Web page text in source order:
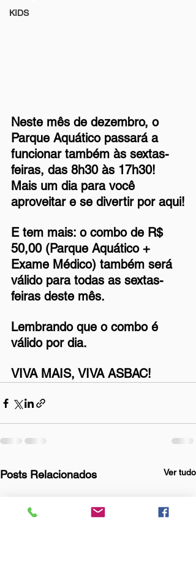
KIDS
Neste mês de dezembro, o
Parque Aquático passará a
funcionar também às sextas-
feiras, das 8h30 às 17h30!
Mais um dia para você
aproveitar e se divertir por aqui!
E tem mais: o combo de R$
50,00 (Parque Aquático +
Exame Médico) também será
válido para todas as sextas-
feiras deste mês.
Lembrando que o combo é
válido por dia.
VIVA MAIS, VIVA ASBAC!
Posts Relacionados Ver tudo